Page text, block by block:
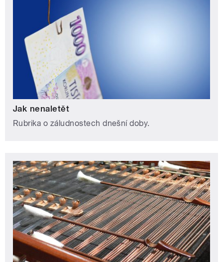
Jak nenaletět
Rubrika o záludnostech dnešní doby.